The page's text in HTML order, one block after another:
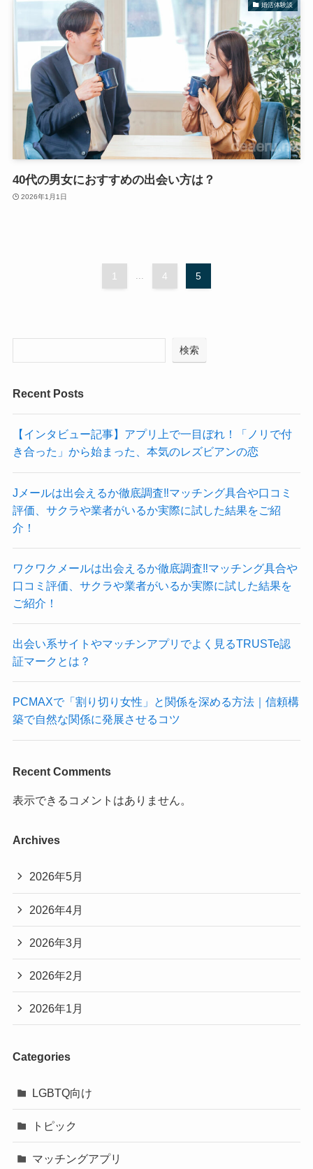
婚活体験談
40代の男女におすすめの出会い方は？
2026年1月1日
1 ... 4 5
検索
Recent Posts
【インタビュー記事】アプリ上で一目ぼれ！「ノリで付
き合った」から始まった、本気のレズビアンの恋
Jメールは出会えるか徹底調査‼マッチング具合や口コミ
評価、サクラや業者がいるか実際に試した結果をご紹
介！
ワクワクメールは出会えるか徹底調査‼マッチング具合や
口コミ評価、サクラや業者がいるか実際に試した結果を
ご紹介！
出会い系サイトやマッチンアプリでよく見るTRUSTe認
証マークとは？
PCMAXで「割り切り女性」と関係を深める方法｜信頼構
築で自然な関係に発展させるコツ
Recent Comments
表示できるコメントはありません。
Archives
2026年5月
2026年4月
2026年3月
2026年2月
2026年1月
Categories
LGBTQ向け
トピック
マッチングアプリ